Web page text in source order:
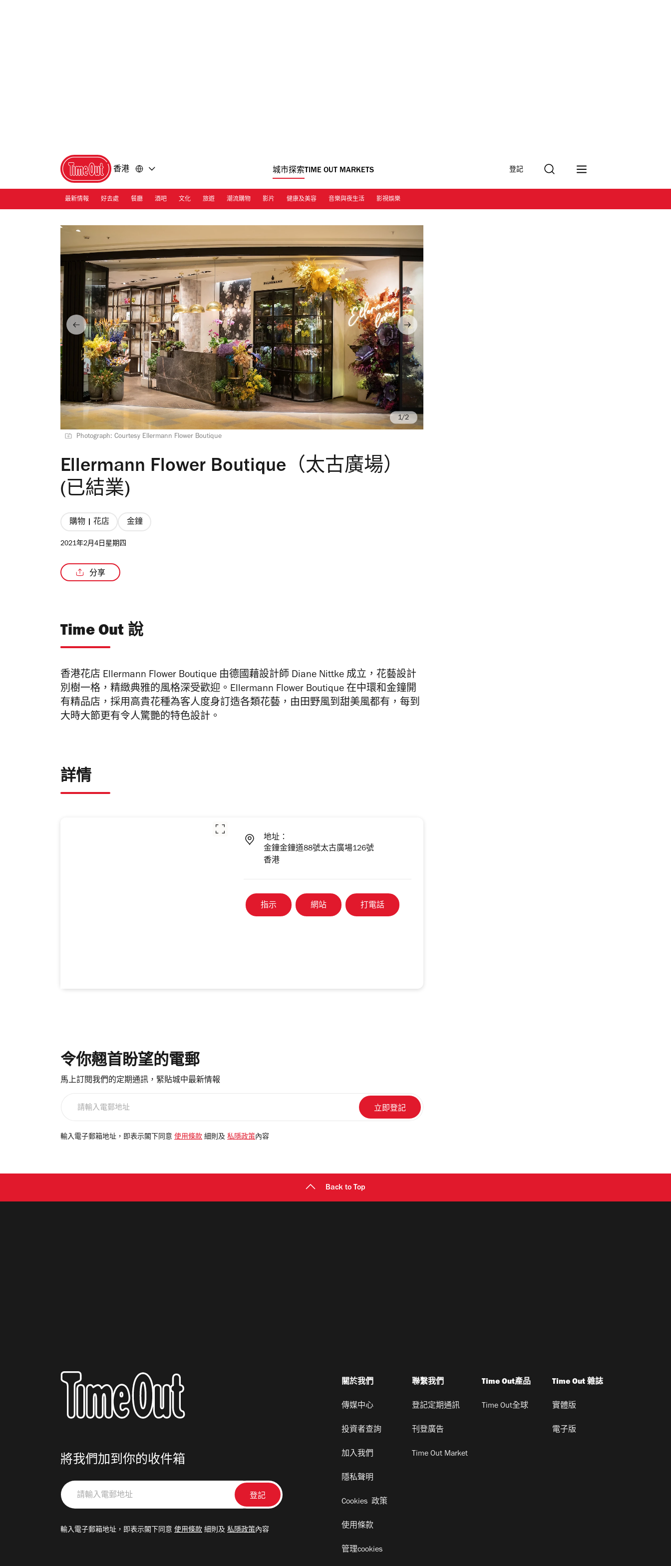
香港 城市探索TIME OUT MARKETS 登記
最新情報 好去處 餐廳 酒吧 文化 旅遊 潮流購物 影片 健康及美容 音樂與夜生活 影視娛樂
Photograph: Courtesy Ellermann Flower Boutique
/2
Ellermann Flower Boutique（太古廣場）
(已結業)
購物 | 花店 金鐘
2021年2月4日星期四
分享
Time Out 說
香港花店 Ellermann Flower Boutique 由德國藉設計師 Diane Nittke 成立，花藝設計
別樹一格，精緻典雅的風格深受歡迎。Ellermann Flower Boutique 在中環和金鐘開
有精品店，採用高貴花種為客人度身訂造各類花藝，由田野風到甜美風都有，每到
大時大節更有令人驚艷的特色設計。
詳情
地址：
金鐘金鐘道88號太古廣場126號
香港
指示 網站 打電話
令你翹首盼望的電郵
馬上訂閱我們的定期通訊，緊貼城中最新情報
電
輸入電子郵箱地址，即表示閣下同意 使用條款 細則及 私隱政策 內容
Back to Top
將我們加到你的收件箱
請
輸
郵
輸入電子郵箱地址，即表示閣下同意 使用條款 細則及 私隱政策內容
關於我們
傳媒中心
投資者查詢
加入我們
隱私聲明
Cookies 政策
使用條款
管理cookies
聯繫我們
登記定期通訊
刊登廣告
Time Out Market
Time Out產品
Time Out全球
Time Out 雜誌
實體版
電子版